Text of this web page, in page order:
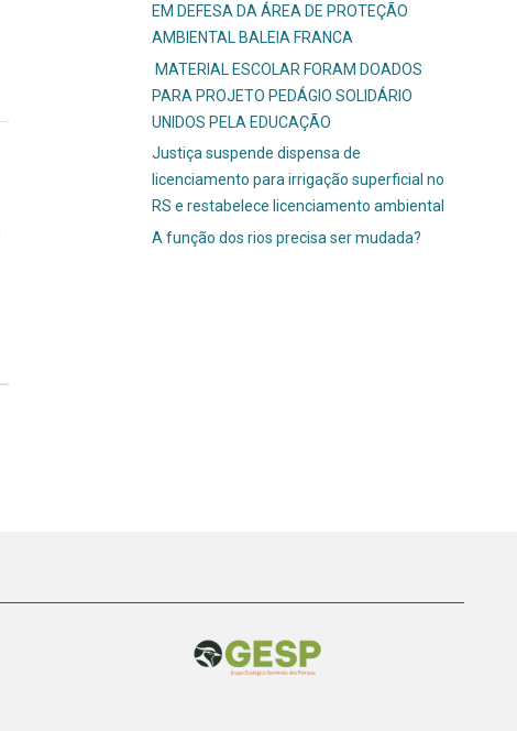
EM DEFESA DA ÁREA DE PROTEÇÃO
AMBIENTAL BALEIA FRANCA
MATERIAL ESCOLAR FORAM DOADOS
PARA PROJETO PEDÁGIO SOLIDÁRIO
UNIDOS PELA EDUCAÇÃO
Justiça suspende dispensa de
licenciamento para irrigação superficial no
RS e restabelece licenciamento ambiental
A função dos rios precisa ser mudada?